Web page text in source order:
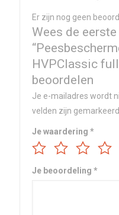
Er zijn nog geen
Wees de
HVPClassic
beoordelen
Je e-mailadres wordt
velden zijn
Je waardering *
Je beoordeling *